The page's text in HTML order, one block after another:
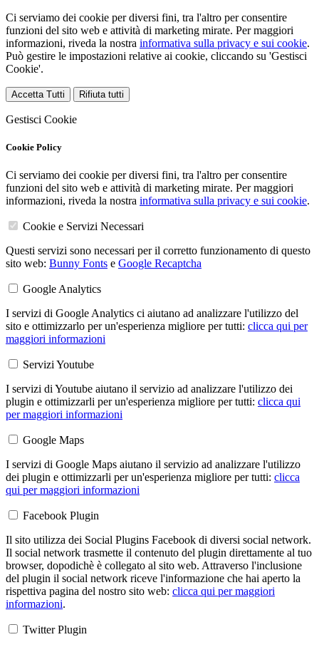
Ci serviamo dei cookie per diversi fini, tra l'altro per consentire
funzioni del sito web e attività di marketing mirate. Per maggiori
informazioni, riveda la nostra informativa sulla privacy e sui cookie.
Può gestire le impostazioni relative ai cookie, cliccando su 'Gestisci
Cookie'.
Accetta Tutti Rifiuta tutti
Gestisci Cookie
Cookie Policy
Ci serviamo dei cookie per diversi fini, tra l'altro per consentire
funzioni del sito web e attività di marketing mirate. Per maggiori
informazioni, riveda la nostra informativa sulla privacy e sui cookie.
Cookie e Servizi Necessari
Questi servizi sono necessari per il corretto funzionamento di questo
sito web: Bunny Fonts e Google Recaptcha
Google Analytics
I servizi di Google Analytics ci aiutano ad analizzare l'utilizzo del
sito e ottimizzarlo per un'esperienza migliore per tutti: clicca qui per
maggiori informazioni
Servizi Youtube
I servizi di Youtube aiutano il servizio ad analizzare l'utilizzo dei
plugin e ottimizzarli per un'esperienza migliore per tutti: clicca qui
per maggiori informazioni
Google Maps
I servizi di Google Maps aiutano il servizio ad analizzare l'utilizzo
dei plugin e ottimizzarli per un'esperienza migliore per tutti: clicca
qui per maggiori informazioni
Facebook Plugin
Il sito utilizza dei Social Plugins Facebook di diversi social network.
Il social network trasmette il contenuto del plugin direttamente al tuo
browser, dopodichè è collegato al sito web. Attraverso l'inclusione
del plugin il social network riceve l'informazione che hai aperto la
rispettiva pagina del nostro sito web: clicca qui per maggiori
informazioni.
Twitter Plugin